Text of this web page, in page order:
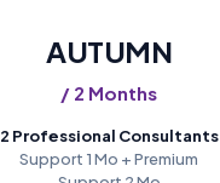
AUTUMN
/ 2 Months
2 Professional Consultants
Support 1 Mo + Premium